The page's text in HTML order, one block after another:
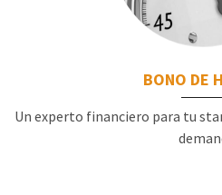
BONO DE
Un experto financiero para tu